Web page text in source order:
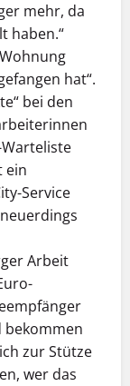
mehr, da
haben.“
hat“.
bei den
ein
Service
Arbeit
bekommen
zur Stütze
wer das